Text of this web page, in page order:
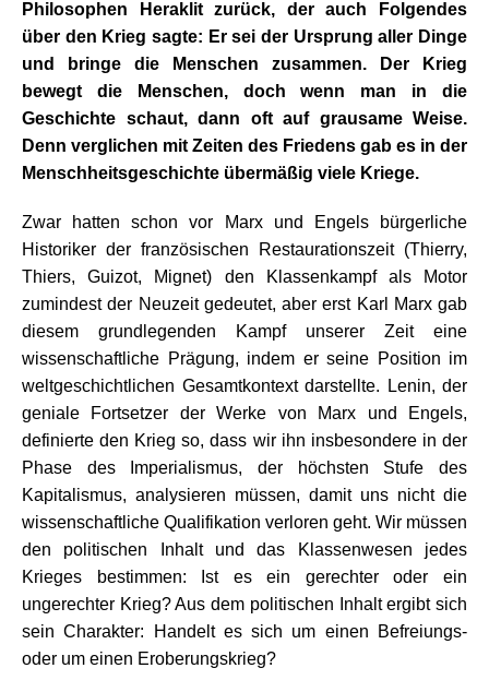
Philosophen Heraklit zurück, der auch Folgendes
über den Krieg sagte: Er sei der Ursprung aller Dinge
und bringe die Menschen zusammen. Der Krieg
bewegt die Menschen, doch wenn man in die
Geschichte schaut, dann oft auf grausame Weise.
Denn verglichen mit Zeiten des Friedens gab es in der
Menschheitsgeschichte übermäßig viele Kriege.
Zwar hatten schon vor Marx und Engels bürgerliche
Historiker der französischen Restaurationszeit (Thierry,
Thiers, Guizot, Mignet) den Klassenkampf als Motor
zumindest der Neuzeit gedeutet, aber erst Karl Marx gab
diesem grundlegenden Kampf unserer Zeit eine
wissenschaftliche Prägung, indem er seine Position im
weltgeschichtlichen Gesamtkontext darstellte. Lenin, der
geniale Fortsetzer der Werke von Marx und Engels,
definierte den Krieg so, dass wir ihn insbesondere in der
Phase des Imperialismus, der höchsten Stufe des
Kapitalismus, analysieren müssen, damit uns nicht die
wissenschaftliche Qualifikation verloren geht. Wir müssen
den politischen Inhalt und das Klassenwesen jedes
Krieges bestimmen: Ist es ein gerechter oder ein
ungerechter Krieg? Aus dem politischen Inhalt ergibt sich
sein Charakter: Handelt es sich um einen Befreiungs-
oder um einen Eroberungskrieg?